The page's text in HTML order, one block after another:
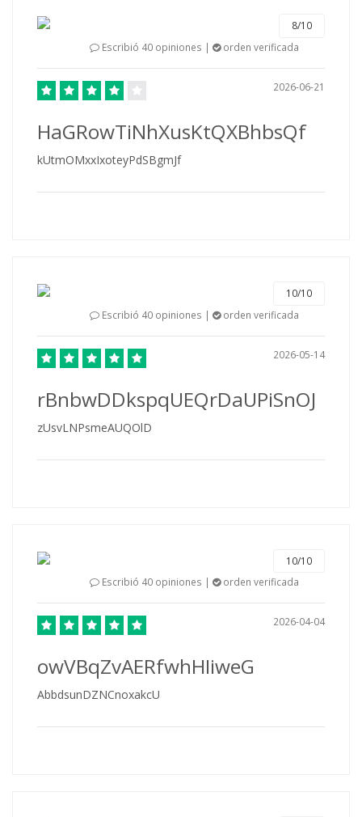
8/10
Escribió 40 opiniones |
orden verificada
2026-06-21
HaGRowTiNhXusKtQXBhbsQf
kUtmOMxxIxoteyPdSBgmJf
10/10
Escribió 40 opiniones |
orden verificada
2026-05-14
rBnbwDDkspqUEQrDaUPiSnOJ
zUsvLNPsmeAUQOlD
10/10
Escribió 40 opiniones |
orden verificada
2026-04-04
owVBqZvAERfwhHIiweG
AbbdsunDZNCnoxakcU